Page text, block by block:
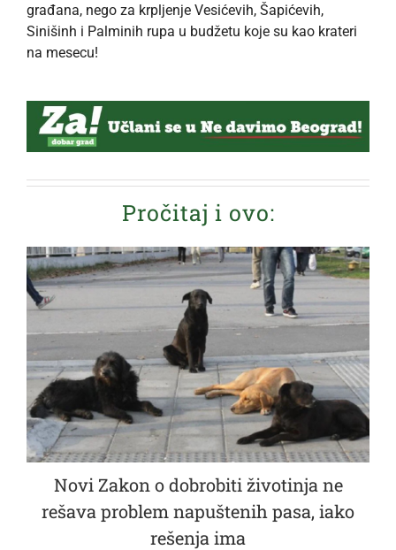
građana, nego za krpljenje Vesićevih, Šapićevih,
Sinišinh i Palminih rupa u budžetu koje su kao krateri
na mesecu!
Pročitaj i ovo:
Novi Zakon o dobrobiti životinja ne
rešava problem napuštenih pasa, iako
rešenja ima